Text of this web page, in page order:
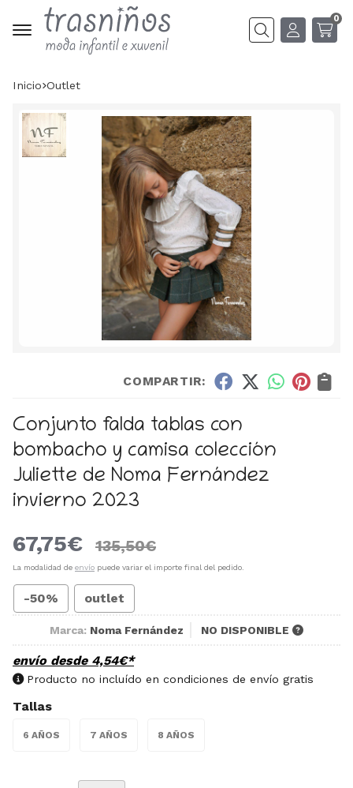
Buscar
0
Inicio outlet
COMPARTIR:
Conjunto falda tablas con
bombacho y camisa colección
Juliette de Noma Fernández
invierno 2023
67,75€ 135,50€
La modalidad de envío puede variar el importe final del pedido.
-50% outlet
Marca: Noma Fernández NO DISPONIBLE
envío desde 4,54€*
Producto no incluído en condiciones de envío gratis
Tallas
6 AÑOS 7 AÑOS 8 AÑOS